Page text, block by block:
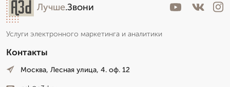
Лучше.Звони
Услуги электронного маркетинга и аналитики
Контакты
Москва, Лесная улица, 4. оф. 12